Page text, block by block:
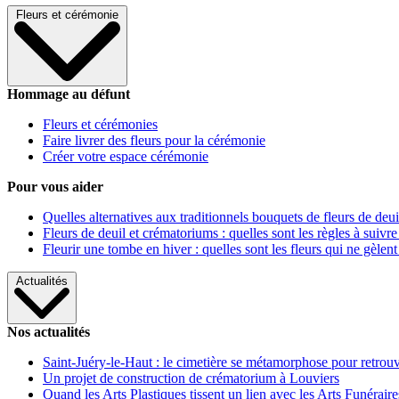
Fleurs et cérémonie
Hommage au défunt
Fleurs et cérémonies
Faire livrer des fleurs pour la cérémonie
Créer votre espace cérémonie
Pour vous aider
Quelles alternatives aux traditionnels bouquets de fleurs de
Fleurs de deuil et crématoriums : quelles sont les règles à
Fleurir une tombe en hiver : quelles sont les fleurs qui ne gèlent
Actualités
Nos actualités
Saint-Juéry-le-Haut : le cimetière se métamorphose pour
Un projet de construction de crématorium à Louviers
Quand les Arts Plastiques tissent un lien avec les Arts